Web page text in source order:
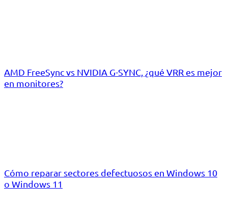
AMD FreeSync vs NVIDIA G-SYNC, ¿qué VRR es mejor
en monitores?
Cómo reparar sectores defectuosos en Windows 10
o Windows 11